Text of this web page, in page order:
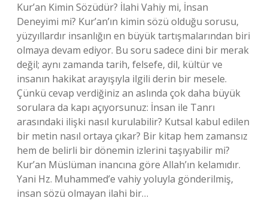
Kur’an Kimin Sözüdür? İlahi Vahiy mi, İnsan
Deneyimi mi? Kur’an’ın kimin sözü olduğu sorusu,
yüzyıllardır insanlığın en büyük tartışmalarından biri
olmaya devam ediyor. Bu soru sadece dini bir merak
değil; aynı zamanda tarih, felsefe, dil, kültür ve
insanın hakikat arayışıyla ilgili derin bir mesele.
Çünkü cevap verdiğiniz an aslında çok daha büyük
sorulara da kapı açıyorsunuz: İnsan ile Tanrı
arasındaki ilişki nasıl kurulabilir? Kutsal kabul edilen
bir metin nasıl ortaya çıkar? Bir kitap hem zamansız
hem de belirli bir dönemin izlerini taşıyabilir mi?
Kur’an Müslüman inancına göre Allah’ın kelamıdır.
Yani Hz. Muhammed’e vahiy yoluyla gönderilmiş,
insan sözü olmayan ilahi bir…